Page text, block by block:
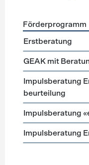
Förderprogramme
Förderprogramm
Erstberatung
GEAK mit
Impuls­beratung
beurteilung
Impulsberatung
Impulsberatung